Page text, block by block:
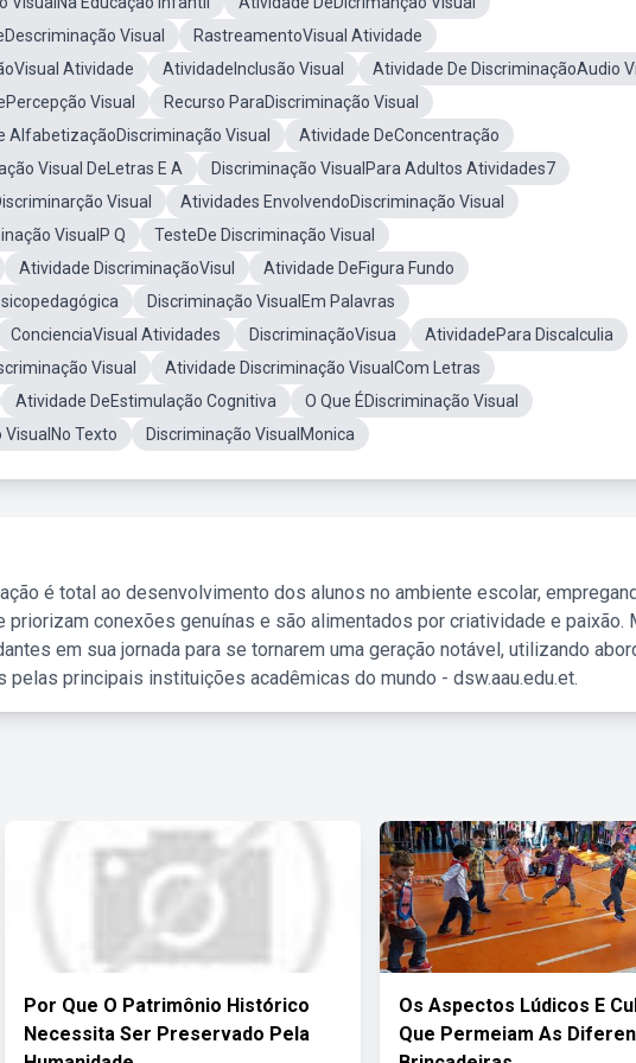
Visual
RastreamentoVisual Atividade
Atividade AtividadeInclusão Visual
Atividade De DiscriminaçãoAudio
Visual
Recurso ParaDiscriminação Visual
AlfabetizaçãoDiscriminação Visual
Atividade DeConcentração
Visual DeLetras E A
Discriminação VisualPara Adultos Atividades7
Visual
Atividades EnvolvendoDiscriminação Visual
VisualP Q
TesteDe Discriminação Visual
Atividade DiscriminaçãoVisul
Atividade DeFigura Fundo
Discriminação VisualEm Palavras
ConcienciaVisual Atividades DiscriminaçãoVisua
AtividadePara Discalculia
Visual
Atividade Discriminação VisualCom Letras
Atividade DeEstimulação Cognitiva
O Que ÉDiscriminação Visual
VisualNo Texto Discriminação VisualMonica
é total ao desenvolvimento dos alunos no ambiente escolar,
conexões genuínas e são alimentados por criatividade e paixão.
em sua jornada para se tornarem uma geração notável, utilizando
pelas principais instituições acadêmicas do mundo - dsw.aau.edu.et.
Por Que O Patrimônio Histórico
Necessita Ser Preservado Pela
Os Aspectos Lúdicos E
Que Permeiam As